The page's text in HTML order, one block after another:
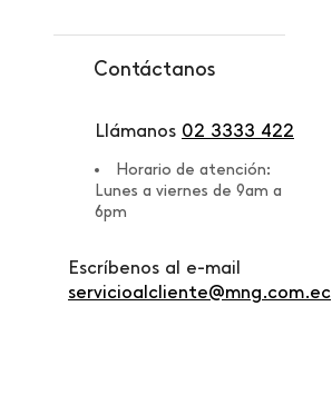
Contáctanos
Llámanos 02 3333 422
Horario de atención:
Lunes a viernes de 9am a
6pm
Escríbenos al e-mail
servicioalcliente@mng.com.ec